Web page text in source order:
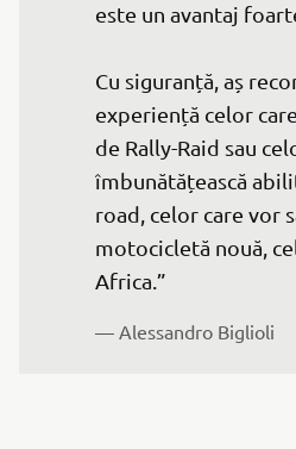
este un avantaj
Cu siguranță, aș
experiență celor
de Rally-Raid sau
îmbunătățească
road, celor care vor
motocicletă nouă,
Africa.”
— Alessandro Biglioli